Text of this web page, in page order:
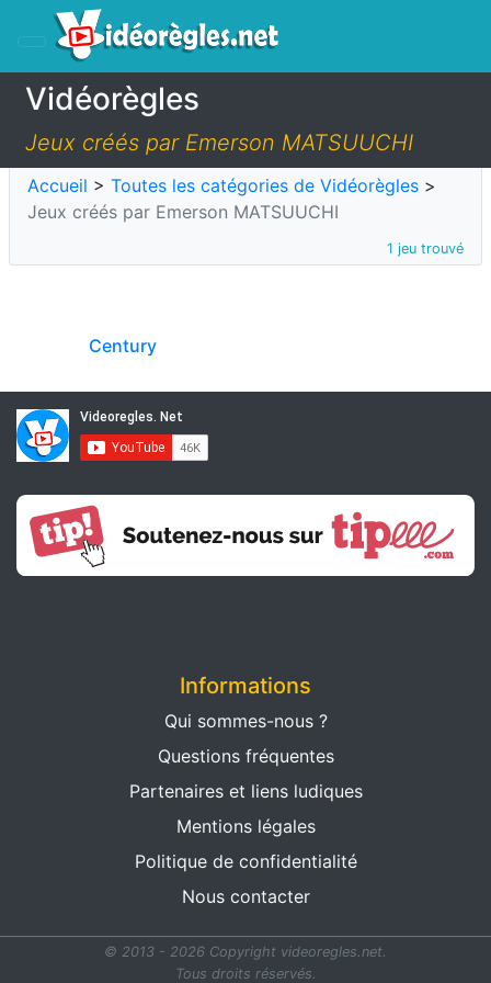
Vidéorègles
Jeux créés par Emerson MATSUUCHI
Accueil > Toutes les catégories de Vidéorègles >
Jeux créés par Emerson MATSUUCHI
1 jeu trouvé
Century
Informations
Qui sommes-nous ?
Questions fréquentes
Partenaires et liens ludiques
Mentions légales
Politique de confidentialité
Nous contacter
© 2013 - 2026 Copyright videoregles.net.
Tous droits réservés.